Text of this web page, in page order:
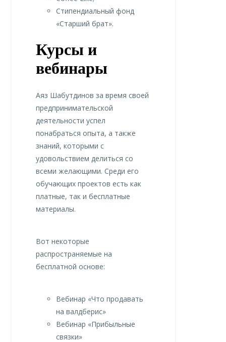
Стипендиальный фонд
«Старший брат».
Курсы и
вебинары
Аяз Шабутдинов за время своей
предпринимательской
деятельности успел
понабраться опыта, а также
знаний, которыми с
удовольствием делиться со
всеми желающими. Среди его
обучающих проектов есть как
платные, так и бесплатные
материалы.
Вот некоторые
распространяемые на
бесплатной основе:
Вебинар «Что продавать
на валдберис»
Вебинар «Прибыльные
связки»